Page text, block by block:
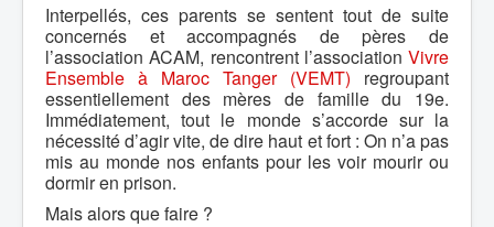
Interpellés, ces parents se sentent tout de suite
concernés et accompagnés de pères de
l’association ACAM, rencontrent l’association Vivre
Ensemble à Maroc Tanger (VEMT) regroupant
essentiellement des mères de famille du 19e.
Immédiatement, tout le monde s’accorde sur la
nécessité d’agir vite, de dire haut et fort : On n’a pas
mis au monde nos enfants pour les voir mourir ou
dormir en prison.
Mais alors que faire ?